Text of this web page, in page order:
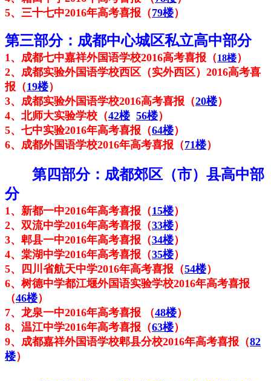
5、三十七中2016年高考喜报（79楼）
第三部分：成都中心城区私立高中部分
1、成都七中嘉祥外国语学校2016高考喜报（18楼）
2、成都实验外国语学校西区（实外西区）2016高考喜
报（19楼）
3、成都实验外国语学校2016高考喜报（20楼）
4、北师大实验学校（42楼 56楼）
5、七中实验2016年高考喜报（64楼）
6、成都外国语学校2016年高考喜报（71楼）
第四部分：成都郊区（市）县高中部
分
1、新都一中2016年高考喜报（15楼）
2、双流中学2016年高考喜报（33楼）
3、郫县一中2016年高考喜报（34楼）
4、 棠湖中学2016年高考喜报（35楼）
5、
四川省航天中学2016年高考喜报（54楼）
6、 树德中学都江堰外国语实验学校2016年高考喜报
（46楼）
7、 龙泉一中2016年高考喜报 （48楼）
8、温江中学2016年高考喜报（63楼）
9、成都嘉祥外国语学校郫县分校2016年高考喜报（82
楼）